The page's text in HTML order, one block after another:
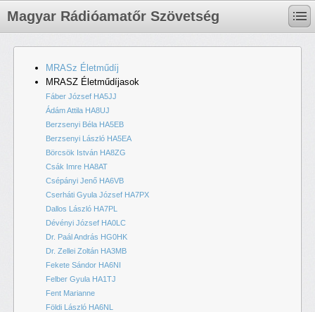
Magyar Rádióamatőr Szövetség
MRASz Életműdíj
MRASZ Életműdíjasok
Fáber József HA5JJ
Ádám Attila HA8UJ
Berzsenyi Béla HA5EB
Berzsenyi László HA5EA
Börcsök István HA8ZG
Csák Imre HA8AT
Csépányi Jenő HA6VB
Cserháti Gyula József HA7PX
Dallos László HA7PL
Dévényi József HA0LC
Dr. Paál András HG0HK
Dr. Zellei Zoltán HA3MB
Fekete Sándor HA6NI
Felber Gyula HA1TJ
Fent Marianne
Földi László HA6NL